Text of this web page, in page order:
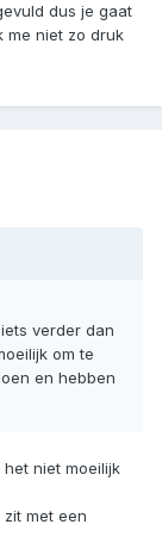
dus je gaat
me niet zo druk
verder dan
om te
en hebben
niet moeilijk
met een